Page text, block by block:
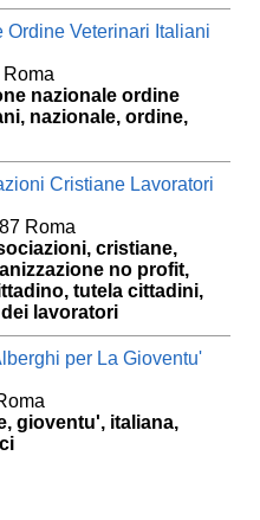
Veterinari Italiani
nazionale ordine
nazionale, ordine,
Cristiane Lavoratori
Roma
cristiane,
no profit,
tutela cittadini,
lavoratori
per La Gioventu'
gioventu', italiana,